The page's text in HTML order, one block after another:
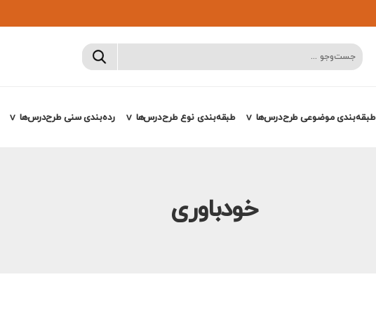
طبقه‌بندی موضوعی طرح‌درس‌ها طبقه‌بندی نوع طرح‌درس‌ها رده‌بندی سنی طرح‌درس‌ها
خودباوری